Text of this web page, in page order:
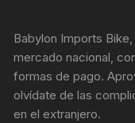
Babylon Imports
mercado nacional,
formas de pago.
olvídate de las
en el extranjero.